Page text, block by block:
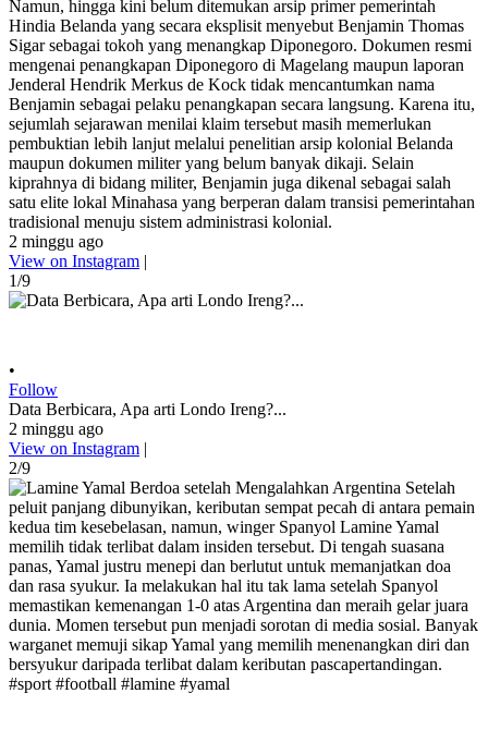
Namun, hingga kini belum ditemukan arsip primer pemerintah
Hindia Belanda yang secara eksplisit menyebut Benjamin Thomas
Sigar sebagai tokoh yang menangkap Diponegoro. Dokumen resmi
mengenai penangkapan Diponegoro di Magelang maupun laporan
Jenderal Hendrik Merkus de Kock tidak mencantumkan nama
Benjamin sebagai pelaku penangkapan secara langsung. Karena itu,
sejumlah sejarawan menilai klaim tersebut masih memerlukan
pembuktian lebih lanjut melalui penelitian arsip kolonial Belanda
maupun dokumen militer yang belum banyak dikaji. Selain
kiprahnya di bidang militer, Benjamin juga dikenal sebagai salah
satu elite lokal Minahasa yang berperan dalam transisi pemerintahan
tradisional menuju sistem administrasi kolonial.
2 minggu ago
View on Instagram |
1/9
•
Follow
Data Berbicara, Apa arti Londo Ireng?...
2 minggu ago
View on Instagram |
2/9